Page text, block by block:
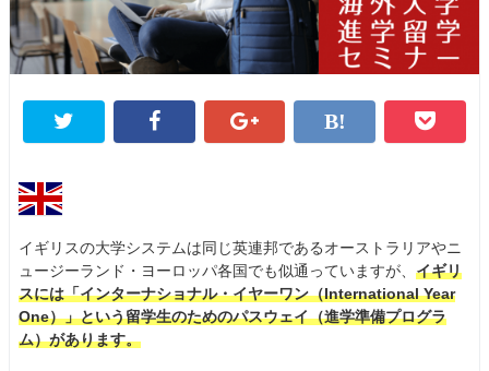
イギリスの大学システムは同じ英連邦であるオーストラリアやニ
ュージーランド・ヨーロッパ各国でも似通っていますが、 イギリ
スには「インターナショナル・イヤーワン（International Year
One）」という留学生のためのパスウェイ（進学準備プログラ
ム）があります。